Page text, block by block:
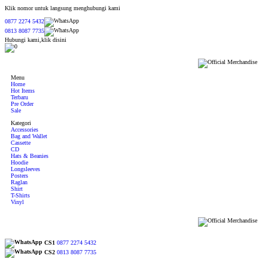
Klik nomor untuk langsung menghubungi kami
0877 2274 5432
0813 8087 7735
Hubungi kami,klik disini
0
Menu
Home
Hot Items
Terbaru
Pre Order
Sale
Kategori
Accessories
Bag and Wallet
Cassette
CD
Hats & Beanies
Hoodie
Longsleeves
Posters
Raglan
Shirt
T-Shirts
Vinyl
CS1 0877 2274 5432
CS2 0813 8087 7735